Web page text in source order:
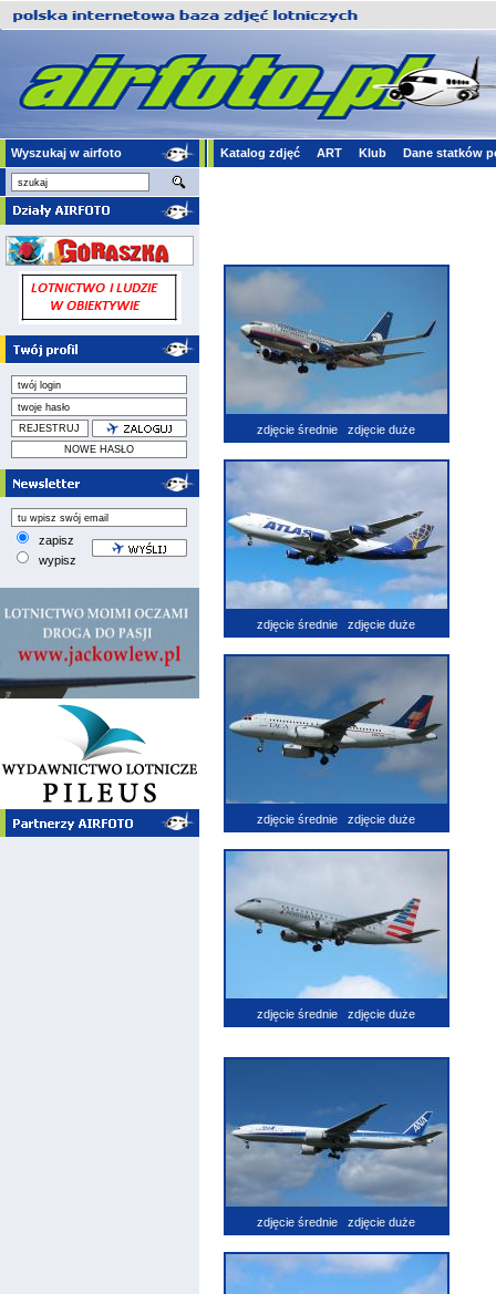
Wyszukaj w airfoto Katalog zdjęć ART Klub Dane statków
zapisz
wypisz
zdjęcie średnie zdjęcie duże
zdjęcie średnie zdjęcie duże
zdjęcie średnie zdjęcie duże
zdjęcie średnie zdjęcie duże
zdjęcie średnie zdjęcie duże